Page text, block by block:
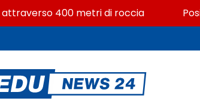
400 metri di roccia